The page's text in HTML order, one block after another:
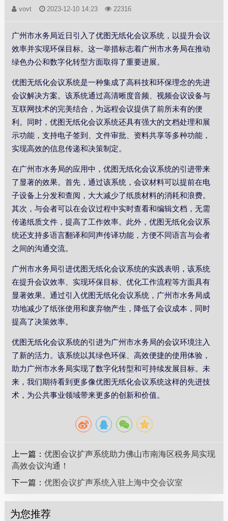
vovt 2023-12-10 14:23 22316
广州市水务局近日引入了优图无纸化会议系统，以提升会议
效率并实现环保目标。这一举措标志着广州市水务局在推动
绿色办公和数字化转型方面取得了重要进展。
优图无纸化会议系统是一种集成了高科技和环保理念的先进
会议解决方案。该系统通过高清晰度音频、视频会议设备与
互联网技术的完美结合，为远程会议提供了前所未有的便
利。同时，优图无纸化会议系统还具有强大的文档处理和展
示功能，支持电子签到、文件审批、资料共享等多种功能，
实现高效的信息传递和决策制定。
在广州市水务局的应用中，优图无纸化会议系统的引进带来
了显著的效果。首先，通过该系统，会议材料可以提前在电
子设备上分发和查阅，大大减少了纸质材料的消耗和浪费。
其次，与会者可以在会议过程中实时查看和编辑文档，无需
传递纸质文件，提高了工作效率。此外，优图无纸化会议系
统还支持多语言翻译和同声传译功能，方便不同语言与会者
之间的沟通交流。
广州市水务局引进优图无纸化会议系统的实践表明，该系统
在提升会议效率、实现环保目标、优化工作流程等方面具有
显著效果。通过引入优图无纸化会议系统，广州市水务局成
功地减少了纸张使用和废弃物产生，降低了会议成本，同时
提高了决策效率。
优图无纸化会议系统的引进为广州市水务局的会议环境注入
了新的活力。该系统以其绿色环保、高效便捷的使用体验，
助力广州市水务局实现了数字化转型和可持续发展目标。未
来，我们期待看到更多像优图无纸化会议系统这样的先进技
术，为公共事业领域带来更多的创新和价值。
上一篇：优图会议扩声系统助力佛山市南海区税务局实现
高效会议沟通！
下一篇：优图会议扩声系统入驻上海中交会议室
为您推荐